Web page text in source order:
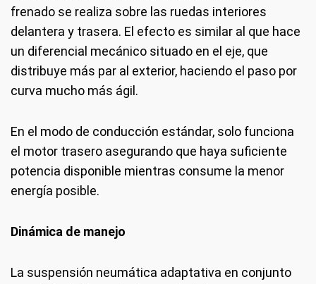
frenado se realiza sobre las ruedas interiores
delantera y trasera. El efecto es similar al que hace
un diferencial mecánico situado en el eje, que
distribuye más par al exterior, haciendo el paso por
curva mucho más ágil.
En el modo de conducción estándar, solo funciona
el motor trasero asegurando que haya suficiente
potencia disponible mientras consume la menor
energía posible.
Dinámica de manejo
La suspensión neumática adaptativa en conjunto